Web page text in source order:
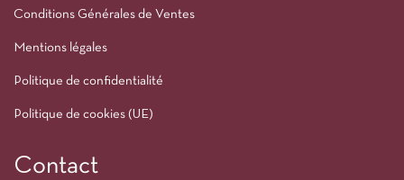
Conditions Générales de Ventes
Mentions légales
Politique de confidentialité
Politique de cookies (UE)
Contact